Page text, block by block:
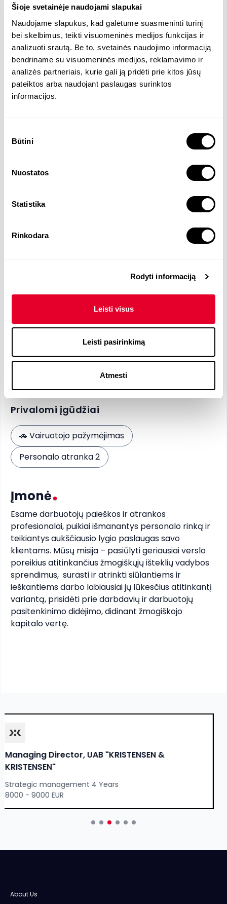
Šioje svetainėje naudojami slapukai
Naudojame slapukus, kad galėtume suasmeninti turinį
bei skelbimus, teikti visuomeninės medijos funkcijas ir
analizuoti srautą. Be to, svetainės naudojimo informaciją
bendriname su visuomeninės medijos, reklamavimo ir
analizės partneriais, kurie gali ją pridėti prie kitos jūsų
pateiktos arba naudojant paslaugas surinktos
informacijos.
pasirinkimas
Būtini
Nuostatos
Statistika
Rinkodara
Rodyti informaciją
Leisti visus
Leisti pasirinkimą
Atmesti
•	Kūrybiškumas, proaktyvumas bei gebėjimas
užmegzti ryšį su skirtingo charakterio asmenimis.
ĮMONĖ SIŪLO:
•	Konkurencingą darbo užmokestį nuo 1200-1500
Eur atskaičius mokesčius (konkretus darbo
užmokestis aptariamas pokalbio metu,
priklausomai nuo turimos patirties ir reikiamų
kompetencijų);
Darbo skelbimų rengimas ir publikavimas,
Patrauklaus darbdavio įvaizdžio formavimas;
Padalinių Vilniuje, Klaipėdoje, Kaune vizitavimas;
Rinkos pokyčių analizė bei stebėjimas.
Reikalingos kalbos
Reikalingi įgūdžiai
Privalomi įgūdžiai
🚗 Vairuotojo pažymėjimas
Personalo atranka 2
Įmonė
Esame darbuotojų paieškos ir atrankos
profesionalai, puikiai išmanantys personalo rinką ir
teikiantys aukščiausio lygio paslaugas savo
klientams. Mūsų misija – pasiūlyti geriausiai verslo
poreikius atitinkančius žmogiškųjų išteklių vadybos
sprendimus,  surasti ir atrinkti siūlantiems ir
ieškantiems darbo labiausiai jų lūkesčius atitinkantį
variantą, prisidėti prie darbdavių ir darbuotojų
pasitenkinimo didėjimo, didinant žmogiškojo
kapitalo vertę.
Manager in Global Compliance & Reporting,
UAB "ERNST & YOUNG BALTIC"
Financial control 4 Years
4500 - 5500 EUR
About Us